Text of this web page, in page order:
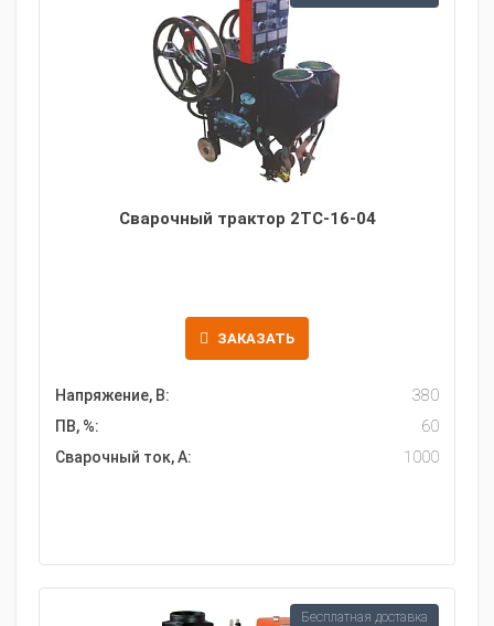
Сварочный трактор 2ТС-16-04
ЗАКАЗАТЬ
Напряжение, В:
380
ПВ, %:
60
Сварочный ток, А:
1000
Бесплатная доставка